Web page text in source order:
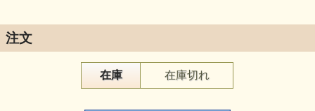
注文
在庫 在庫切れ